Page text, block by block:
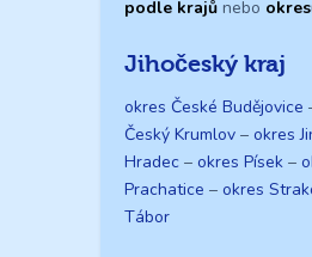
podle krajů nebo
Jihočeský kraj
okres České Budějovice
Český Krumlov – okres
Hradec – okres Písek –
Prachatice – okres
Tábor